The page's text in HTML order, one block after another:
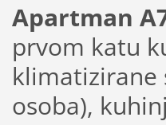
Apartman
prvom katu
klimatizirane
osoba),